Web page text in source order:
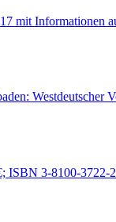
mit Informationen
Westdeutscher
3-8100-3722-